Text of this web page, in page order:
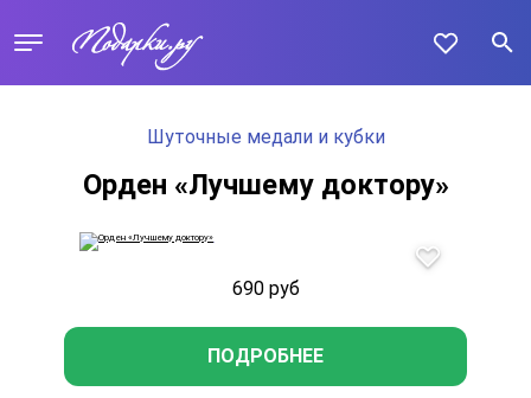
Шуточные медали и кубки
Орден «Лучшему доктору»
690 руб
ПОДРОБНЕЕ